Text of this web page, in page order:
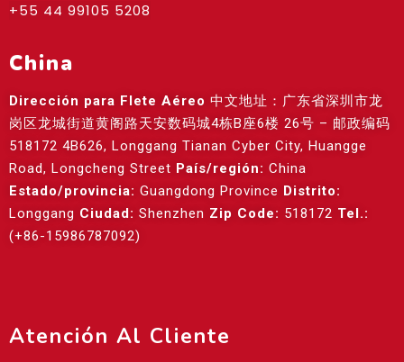
+55 44 99105 5208
China
Dirección para Flete Aéreo 中文地址：广东省深圳市龙
岗区龙城街道黄阁路天安数码城4栋B座6楼 26号 – 邮政编码
518172 4B626, Longgang Tianan Cyber City, Huangge
Road, Longcheng Street País/región: China
Estado/provincia: Guangdong Province Distrito:
Longgang Ciudad: Shenzhen Zip Code: 518172 Tel.:
(+86-15986787092)
Atención Al Cliente